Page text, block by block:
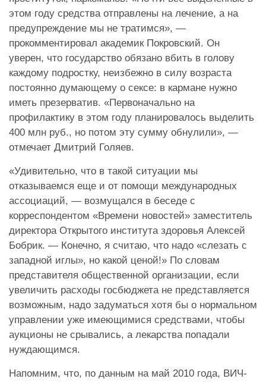
этом году средства отправлены на лечение, а на
предупреждение мы не тратимся», —
прокомментировал академик Покровский. Он
уверен, что государство обязано вбить в голову
каждому подростку, неизбежно в силу возраста
постоянно думающему о сексе: в кармане нужно
иметь презерватив. «Первоначально на
профилактику в этом году планировалось выделить
400 млн руб., но потом эту сумму обнулили», —
отмечает Дмитрий Голяев.
«Удивительно, что в такой ситуации мы
отказываемся еще и от помощи международных
ассоциаций, — возмущался в беседе с
корреспондентом «Времени новостей» заместитель
директора Открытого института здоровья Алексей
Бобрик. — Конечно, я считаю, что надо «слезать с
западной иглы», но какой ценой!» По словам
представителя общественной организации, если
увеличить расходы госбюджета не представляется
возможным, надо задуматься хотя бы о нормальном
управлении уже имеющимися средствами, чтобы
аукционы не срывались, а лекарства попадали
нуждающимся.
Напомним, что, по данным на май 2010 года, ВИЧ-